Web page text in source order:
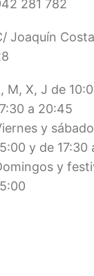
281 782
Joaquín
M, X, J de
a 20:45
y
y de 17:30
y